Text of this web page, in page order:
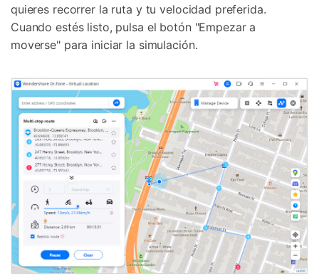
quieres recorrer la ruta y tu velocidad preferida.
Cuando estés listo, pulsa el botón "Empezar a
moverse" para iniciar la simulación.